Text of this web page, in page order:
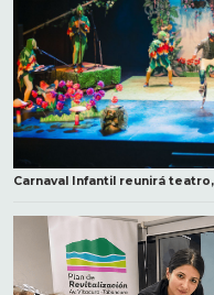
Carnaval Infantil reunirá